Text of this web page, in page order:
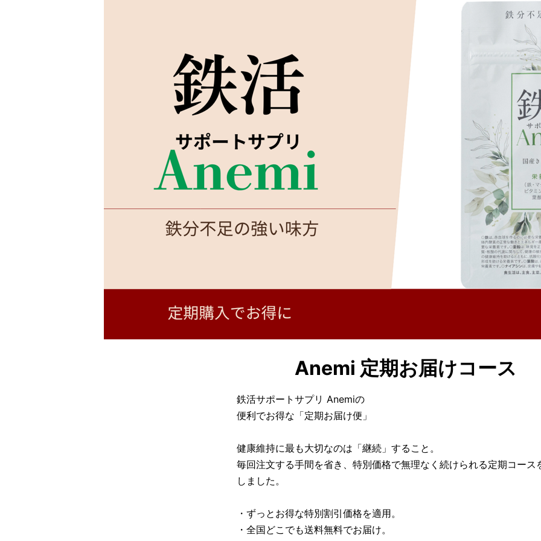
Anemi 定期お届けコース
鉄活サポートサプリ Anemiの
便利でお得な「定期お届け便」
健康維持に最も大切なのは「継続」すること。
毎回注文する手間を省き、特別価格で無理なく続けられる定期コース
しました。
・ずっとお得な特別割引価格を適用。
・全国どこでも送料無料でお届け。